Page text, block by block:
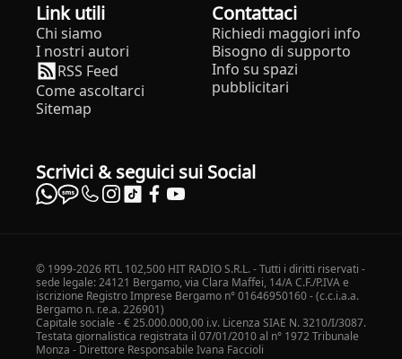
Link utili
Chi siamo
I nostri autori
RSS Feed
Come ascoltarci
Sitemap
Contattaci
Richiedi maggiori info
Bisogno di supporto
Info su spazi
pubblicitari
Scrivici & seguici sui Social
© 1999-2026 RTL 102,500 HIT RADIO S.R.L. - Tutti i diritti riservati -
sede legale: 24121 Bergamo, via Clara Maffei, 14/A C.F./P.IVA e
iscrizione Registro Imprese Bergamo n° 01646950160 - (c.c.i.a.a.
Bergamo n. r.e.a. 226901)
Capitale sociale - € 25.000.000,00 i.v. Licenza SIAE N. 3210/I/3087.
Testata giornalistica registrata il 07/01/2010 al n° 1972 Tribunale
Monza - Direttore Responsabile Ivana Faccioli